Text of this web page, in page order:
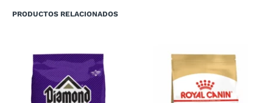
PRODUCTOS RELACIONADOS